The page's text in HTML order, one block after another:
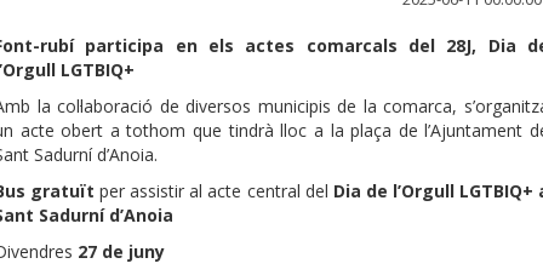
rubí participa en els actes comarcals del 28J, Dia
LGTBIQ+
la col·laboració de diversos municipis de la comarca,
acte obert a tothom que tindrà lloc a la plaça de l’Ajuntament
Sadurní d’Anoia.
gratuït per assistir al acte central del Dia de l’Orgull LGTBIQ+
Sadurní d’Anoia
27 de juny